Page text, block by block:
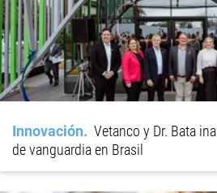
Innovación
Vetanco y Dr. Bata
de vanguardia en Brasil